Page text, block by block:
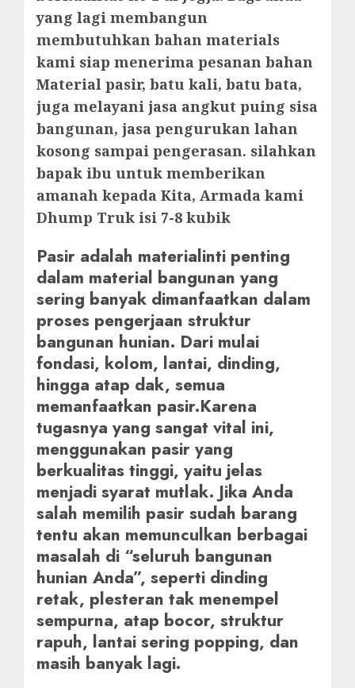
yang lagi membangun
membutuhkan bahan materials
kami siap menerima pesanan bahan
Material pasir, batu kali, batu bata,
juga melayani jasa angkut puing sisa
bangunan, jasa pengurukan lahan
kosong sampai pengerasan. silahkan
bapak ibu untuk memberikan
amanah kepada Kita, Armada kami
Dhump Truk isi 7-8 kubik
Pasir adalah materialinti penting
dalam material bangunan yang
sering banyak dimanfaatkan dalam
proses pengerjaan struktur
bangunan hunian. Dari mulai
fondasi, kolom, lantai, dinding,
hingga atap dak, semua
memanfaatkan pasir.Karena
tugasnya yang sangat vital ini,
menggunakan pasir yang
berkualitas tinggi, yaitu jelas
menjadi syarat mutlak. Jika Anda
salah memilih pasir sudah barang
tentu akan memunculkan berbagai
masalah di “seluruh bangunan
hunian Anda”, seperti dinding
retak, plesteran tak menempel
sempurna, atap bocor, struktur
rapuh, lantai sering popping, dan
masih banyak lagi.